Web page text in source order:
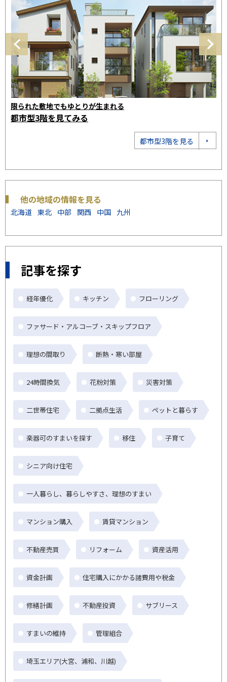
限られた敷地でもゆとりが生まれる
都市型3階を見てみる
都市型3階を見る
他の地域の情報を見る
北海道 東北 中部 関西 中国 九州
記事を探す
経年優化 キッチン フローリング
ファサード・アルコーブ・スキップフロア
理想の間取り 断熱・寒い部屋
24時間換気 花粉対策 災害対策
二世帯住宅 二拠点生活 ペットと暮らす
楽器可のすまいを探す 移住 子育て
シニア向け住宅
一人暮らし、暮らしやすさ、理想のすまい
マンション購入 賃貸マンション
不動産売買 リフォーム 資産活用
資金計画 住宅購入にかかる諸費用や税金
修繕計画 不動産投資 サブリース
すまいの維持 管理組合
埼玉エリア(大宮、浦和、川越)